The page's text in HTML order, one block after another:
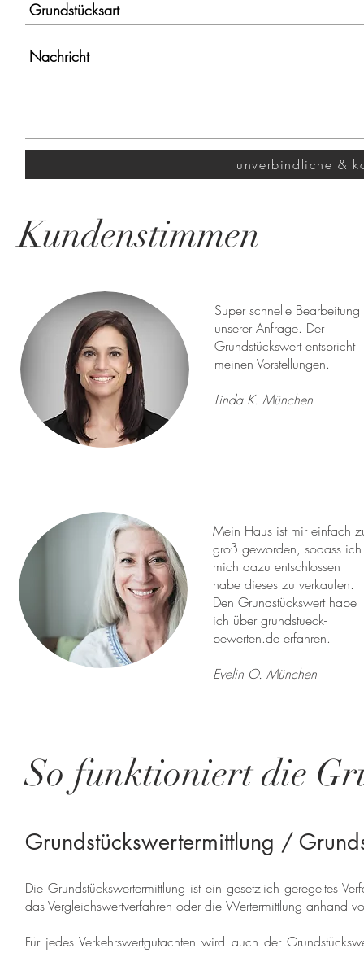
unverbindliche &
Kundenstimmen
Super schnelle Bearbeitung
unserer Anfrage. Der
Grundstückswert entspricht
meinen Vorstellungen.
Linda K. München
Mein Haus ist mir einfach
groß geworden, sodass ich
mich dazu entschlossen
habe dieses zu verkaufen.
Den Grundstückswert habe
ich über grundstueck-
bewerten.de erfahren.
Evelin O. München
So funktioniert die
Grundstückswertermittlung /
Die Grundstückswertermittlung ist ein gesetzlich geregeltes
das Vergleichswertverfahren oder die Wertermittlung anhand
Für jedes Verkehrswertgutachten wird auch der